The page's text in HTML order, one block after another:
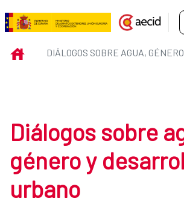
Skip to Main Content
Diálogos sobre agua,
INICIO
Diálogos sobre
género y
urbano